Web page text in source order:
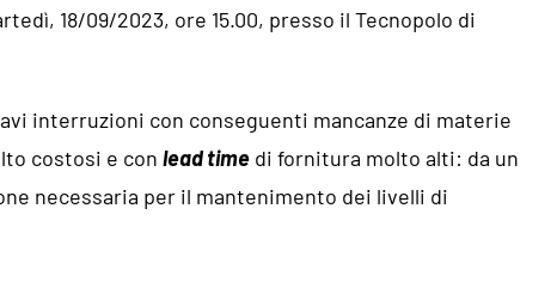
18/09/2023, ore 15.00, presso il Tecnopolo di
interruzioni con conseguenti mancanze di materie
costosi e con lead time di fornitura molto alti: da un
necessaria per il mantenimento dei livelli di